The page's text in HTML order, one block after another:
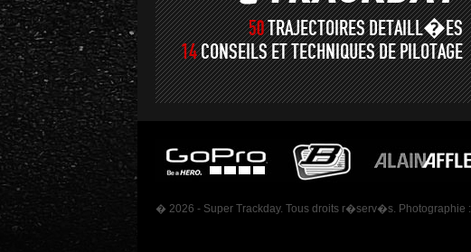
50TRAJECTOIRES DETAILL�ES
14CONSEILS ET TECHNIQUES DE PILOTAGE
� 2026 - Super Trackday. Tous droits r�serv�s. Photographie :